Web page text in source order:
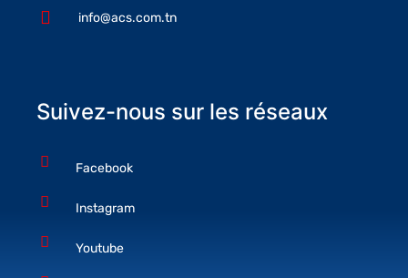
info@acs.com.tn
Suivez-nous sur les réseaux
Facebook
Instagram
Youtube